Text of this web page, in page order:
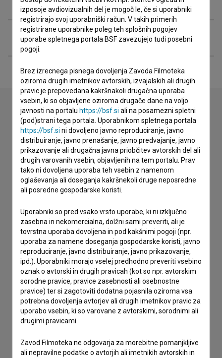
Razširjeni podatki
Stik z uredništvom
Spoštovani, s pomočjo spodnjega obrazca lahko stopite v
stik z uredništvom Baze slovenskih filmov. Veseli bomo vaših
odzivov.
imam vprašanje
želim dodati podatke
drugo
izposoje avdiovizualnih del je mogoč le, če si uporabniki
registrirajo svoj uporabniški račun. V takih primerih
registrirane uporabnike poleg teh splošnih pogojev
uporabe spletnega portala BSF zavezujejo tudi posebni
pogoji.
Brez izrecnega pisnega dovoljenja Zavoda Filmoteka
oziroma drugih imetnikov avtorskih, izvajalskih ali drugih
pravic je prepovedana kakršnakoli drugačna uporaba
vsebin, ki so objavljene oziroma drugače dane na voljo
javnosti na portalu https://bsf.si ali na posamezni spletni
(pod)strani tega portala. Uporabnikom spletnega portala
https://bsf.si ni dovoljeno javno reproduciranje, javno
distribuiranje, javno prenašanje, javno predvajanje, javno
prikazovanje ali drugačna javna priobčitev avtorskih del ali
drugih varovanih vsebin, objavljenih na tem portalu. Prav
tako ni dovoljena uporaba teh vsebin z namenom
oglaševanja ali doseganja kakršnekoli druge neposredne
ali posredne gospodarske koristi.
Uporabniki so pred vsako vrsto uporabe, ki ni izključno
zasebna in nekomercialna, dolžni sami preveriti, ali je
tovrstna uporaba dovoljena in pod kakšnimi pogoji (npr.
uporaba za namene doseganja gospodarske koristi, javno
reproduciranje, javno distribuiranje, javno prikazovanje,
ipd.). Uporabniki morajo vselej predhodno preveriti vsebino
oznak o avtorski in drugih pravicah (kot so npr. avtorskim
sorodne pravice, pravice zasebnosti ali osebnostne
pravice) ter si zagotoviti dodatna pojasnila oziroma vsa
potrebna dovoljenja avtorjev ali drugih imetnikov pravic za
uporabo vsebin, ki so varovane z avtorskimi, sorodnimi ali
drugimi pravicami.
Zavod Filmoteka ne odgovarja za morebitne pomanjkljive
ali nepravilne podatke o avtorjih ali imetnikih avtorskih in